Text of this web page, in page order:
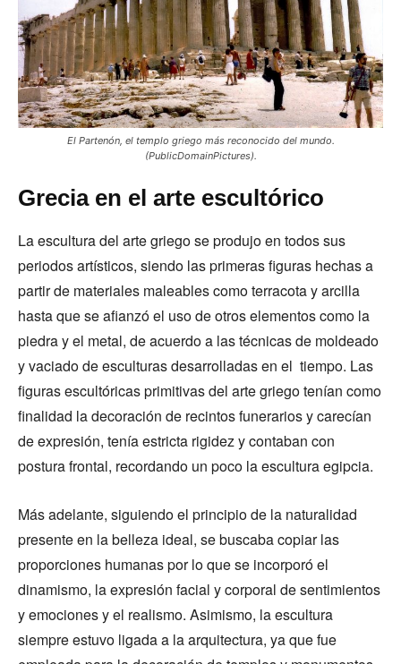
El Partenón, el templo griego más reconocido del mundo.
(PublicDomainPictures).
Grecia en el arte escultórico
La escultura del arte griego se produjo en todos sus
periodos artísticos, siendo las primeras figuras hechas a
partir de materiales maleables como terracota y arcilla
hasta que se afianzó el uso de otros elementos como la
piedra y el metal, de acuerdo a las técnicas de moldeado
y vaciado de esculturas desarrolladas en el tiempo. Las
figuras escultóricas primitivas del arte griego tenían como
finalidad la decoración de recintos funerarios y carecían
de expresión, tenía estricta rigidez y contaban con
postura frontal, recordando un poco la escultura egipcia.
Más adelante, siguiendo el principio de la naturalidad
presente en la belleza ideal, se buscaba copiar las
proporciones humanas por lo que se incorporó el
dinamismo, la expresión facial y corporal de sentimientos
y emociones y el realismo. Asimismo, la escultura
siempre estuvo ligada a la arquitectura, ya que fue